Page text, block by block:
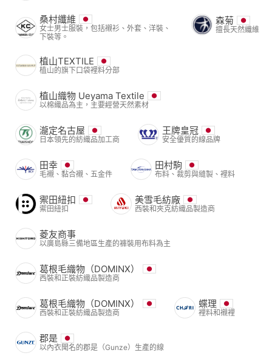
桑村纖維
女士男士服裝，包括襯衫、外套、洋裝、
下裝等。
森菊
擅長天然纖維
植山TEXTILE
植山的旗下口袋裡料分部
植山織物 Ueyama Textile
以棉織品為主，主要經營天然素材
瀧定名古屋
日本領先的紡織品加工商
王牌皇冠
安全優質的線品牌
田幸
毛襯、黏合襯、五金件
田村駒
布料、裁剪與縫製、裡料
禦田紐扣
禦田紐扣
美雪毛紡廠
西裝和夾克紡織品製造商
菱友商事
以廣島縣三備地區生產的褲裝用布料為主
葛根毛織物（DOMINX）
西裝和正裝紡織品製造商
葛根毛織物（DOMINX）
西裝和正裝紡織品製造商
蝶理
裡料和襯裡
郡是
以內衣聞名的郡是（Gunze）生產的線